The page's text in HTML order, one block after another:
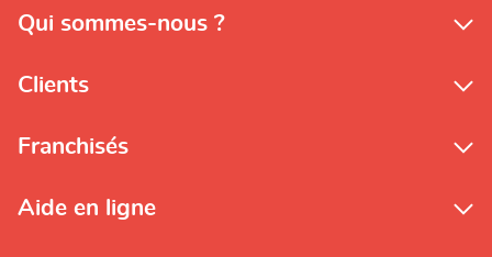
Qui sommes-nous ?
Clients
Franchisés
Aide en ligne